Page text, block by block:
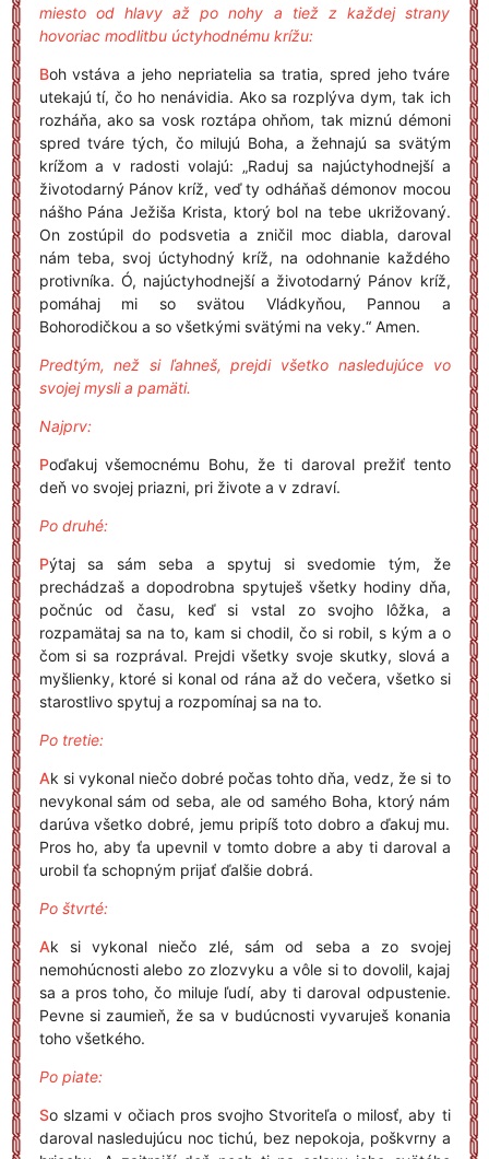
miesto od hlavy až po nohy a tiež z každej strany
hovoriac modlitbu úctyhodnému krížu:
Boh vstáva a jeho nepriatelia sa tratia, spred jeho tváre
utekajú tí, čo ho nenávidia. Ako sa rozplýva dym, tak ich
rozháňa, ako sa vosk roztápa ohňom, tak miznú démoni
spred tváre tých, čo milujú Boha, a žehnajú sa svätým
krížom a v radosti volajú: „Raduj sa najúctyhodnejší a
životodarný Pánov kríž, veď ty odháňaš démonov mocou
nášho Pána Ježiša Krista, ktorý bol na tebe ukrižovaný.
On zostúpil do podsvetia a zničil moc diabla, daroval
nám teba, svoj úctyhodný kríž, na odohnanie každého
protivníka. Ó, najúctyhodnejší a životodarný Pánov kríž,
pomáhaj mi so svätou Vládkyňou, Pannou a
Bohorodičkou a so všetkými svätými na veky.“ Amen.
Predtým, než si ľahneš, prejdi všetko nasledujúce vo
svojej mysli a pamäti.
Najprv:
Poďakuj všemocnému Bohu, že ti daroval prežiť tento
deň vo svojej priazni, pri živote a v zdraví.
Po druhé:
Pýtaj sa sám seba a spytuj si svedomie tým, že
prechádzaš a dopodrobna spytuješ všetky hodiny dňa,
počnúc od času, keď si vstal zo svojho lôžka, a
rozpamätaj sa na to, kam si chodil, čo si robil, s kým a o
čom si sa rozprával. Prejdi všetky svoje skutky, slová a
myšlienky, ktoré si konal od rána až do večera, všetko si
starostlivo spytuj a rozpomínaj sa na to.
Po tretie:
Ak si vykonal niečo dobré počas tohto dňa, vedz, že si to
nevykonal sám od seba, ale od samého Boha, ktorý nám
darúva všetko dobré, jemu pripíš toto dobro a ďakuj mu.
Pros ho, aby ťa upevnil v tomto dobre a aby ti daroval a
urobil ťa schopným prijať ďalšie dobrá.
Po štvrté:
Ak si vykonal niečo zlé, sám od seba a zo svojej
nemohúcnosti alebo zo zlozvyku a vôle si to dovolil, kajaj
sa a pros toho, čo miluje ľudí, aby ti daroval odpustenie.
Pevne si zaumieň, že sa v budúcnosti vyvaruješ konania
toho všetkého.
Po piate:
So slzami v očiach pros svojho Stvoriteľa o milosť, aby ti
daroval nasledujúcu noc tichú, bez nepokoja, poškvrny a